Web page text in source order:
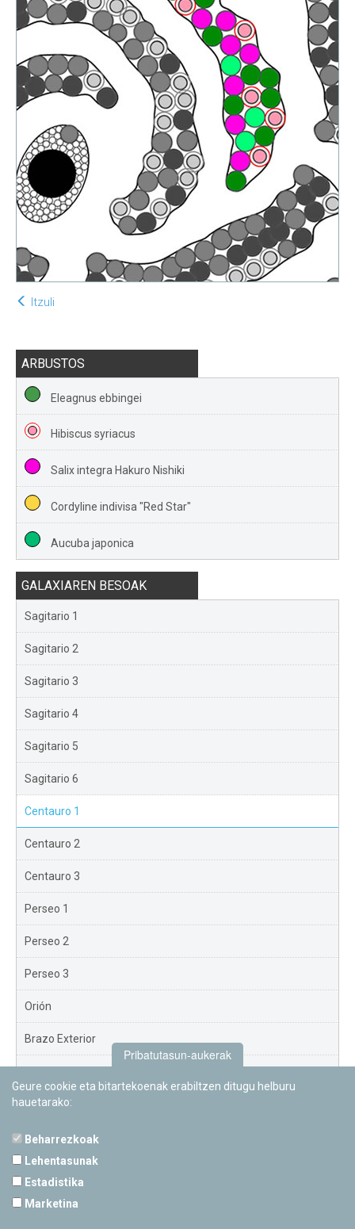
Itzuli
ARBUSTOS
Eleagnus ebbingei
Hibiscus syriacus
Salix integra Hakuro Nishiki
Cordyline indivisa "Red Star"
Aucuba japonica
GALAXIAREN BESOAK
Sagitario 1
Sagitario 2
Sagitario 3
Sagitario 4
Sagitario 5
Sagitario 6
Centauro 1
Centauro 2
Centauro 3
Perseo 1
Perseo 2
Perseo 3
Orión
Brazo Exterior
Nuevo Exterior
Pribatutasun-aukerak
Geure cookie eta bitartekoenak erabiltzen ditugu helburu
hauetarako:
Beharrezkoak
Lehentasunak
Estadistika
Marketina